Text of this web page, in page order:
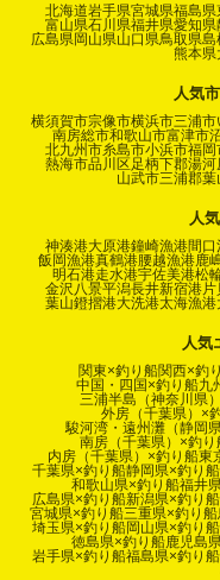
北海道岩手県宮城県福島県
富山県石川県福井県愛知県
広島県岡山県山口県鳥取県島
熊本県
人気
横須賀市宗像市横浜市三浦市
南房総市和歌山市富津市
北九州市糸島市小浜市福岡
熱海市品川区足柄下郡湯河
山武市三浦郡葉
人
神湊港大原港鐘崎漁港間口
飯岡漁港真鶴港腰越漁港鹿
明石港走水港宇佐美港松
金沢八景平潟長井新宿港
葉山鐙摺港大洗港太海漁港
人気
関東×釣り船関西×釣
中国・四国×釣り船九
三浦半島（神奈川県
外房（千葉県）×
駿河湾・遠州灘（静岡
南房（千葉県）×釣り
内房（千葉県）×釣り船東
千葉県×釣り船静岡県×釣り船
和歌山県×釣り船福井
広島県×釣り船新潟県×釣り船
宮城県×釣り船三重県×釣り船
埼玉県×釣り船岡山県×釣り船
徳島県×釣り船鹿児島
岩手県×釣り船福島県×釣り船